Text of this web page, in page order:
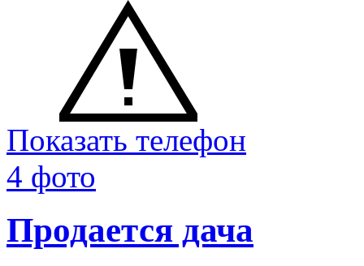
Показать телефон
4 фото
Продается дача